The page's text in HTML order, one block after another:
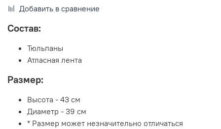
Добавить в сравнение
Состав:
Тюльпаны
Атласная лента
Размер:
Высота - 43 см
Диаметр - 39 см
* Размер может незначительно отличаться